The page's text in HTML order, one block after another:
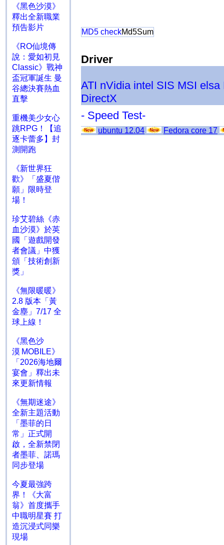
《黑色沙漠》
釋出全新職業
預告影片
《RO仙境傳
說：愛如初見
Classic》戰神
盃冠軍誕生 曼
谷總決賽熱血
直擊
重機美少女心
跳RPG！【追
逐卡蕾多】封
測開跑
《新世界狂
歡》「盛夏偕
願」限時登
場！
珍艾碧絲《赤
血沙漠》於英
國「遊戲開發
者會議」中獲
頒「技術創新
獎」
《無限暖暖》
2.8 版本「黃
金塵」7/17 全
球上線！
《黑色沙
漠 MOBILE》
「2026海地爾
宴會」釋出未
來更新情報
《無期迷途》
全新主題活動
「墨菲的日
常」正式開
啟，全新禁閉
者墨菲、諾瑪
同步登場
今夏最強跨
界！《大富
翁》首度攜手
中職明星賽 打
造沉浸式同樂
現場
MD5 checkMd5Sum
Driver
ATI nVidia intel SIS MSI elsa
DirectX
- Speed Test-
ubuntu 12.04 Fedora core 17